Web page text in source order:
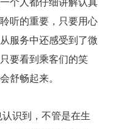
个人都仔细讲解认真
听的重要，只要用心
服务中还感受到了微
要看到乘客们的笑
舒畅起来。
识到，不管是在生